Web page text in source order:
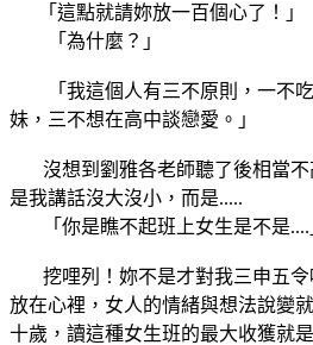
「這點就請妳放一百個心了！」
「為什麼？」
「我這個人有三不原則，一不吃
妹，三不想在高中談戀愛。」
沒想到劉雅各老師聽了後相當不
是我講話沒大沒小，而是.....
「你是瞧不起班上女生是不是....
挖哩列！妳不是才對我三申五令
放在心裡，女人的情緒與想法說變
十歲，讀這種女生班的最大收獲就